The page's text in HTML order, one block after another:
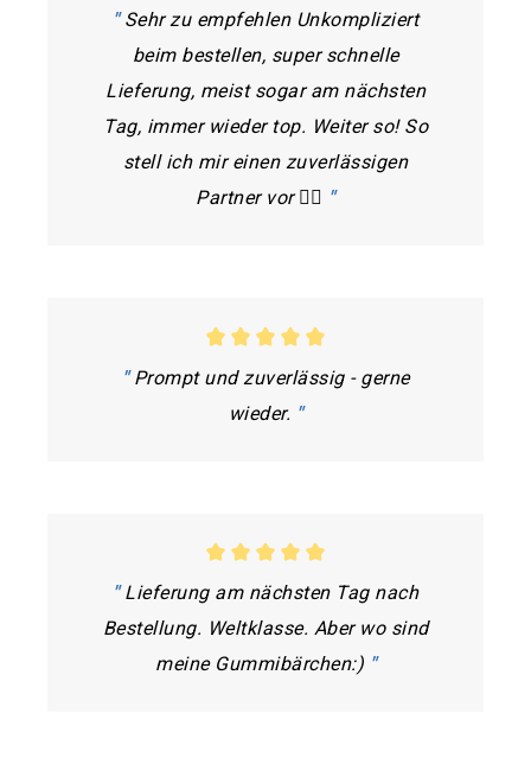
"Sehr zu empfehlen Unkompliziert
beim bestellen, super schnelle
Lieferung, meist sogar am nächsten
Tag, immer wieder top. Weiter so! So
stell ich mir einen zuverlässigen
Partner vor 👍🏼 "
"Prompt und zuverlässig - gerne
wieder. "
"Lieferung am nächsten Tag nach
Bestellung. Weltklasse. Aber wo sind
meine Gummibärchen:) "